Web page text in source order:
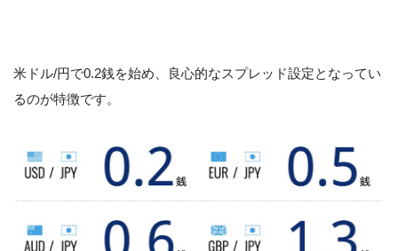
米ドル/円で0.2銭を始め、良心的なスプレッド設定となってい
るのが特徴です。